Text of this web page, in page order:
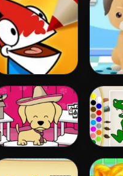
Coloring Time
Animals
My
Pet Salon Doggy Kids